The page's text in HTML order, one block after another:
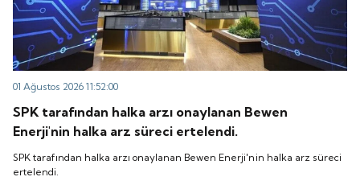
01 Ağustos 2026 11:52:00
SPK tarafından halka arzı onaylanan Bewen
Enerji'nin halka arz süreci ertelendi.
SPK tarafından halka arzı onaylanan Bewen Enerji'nin halka arz süreci
ertelendi.